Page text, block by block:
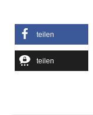
teilen
teilen